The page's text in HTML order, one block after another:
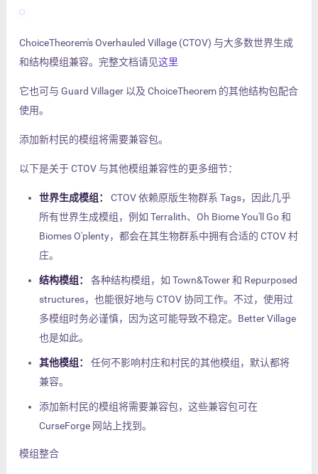
ChoiceTheorem's Overhauled Village (CTOV) 与大多数世界生成
和结构模组兼容。完整文档请见这里
它也可与 Guard Villager 以及 ChoiceTheorem 的其他结构包配合
使用。
添加新村民的模组将需要兼容包。
以下是关于 CTOV 与其他模组兼容性的更多细节：
世界生成模组：
CTOV 依赖原版生物群系 Tags，因此几乎
所有世界生成模组，例如 Terralith、Oh Biome You'll Go 和
Biomes O'plenty，都会在其生物群系中拥有合适的 CTOV 村
庄。
结构模组：
各种结构模组，如 Town&Tower 和 Repurposed
structures，也能很好地与 CTOV 协同工作。不过，使用过
多模组时务必谨慎，因为这可能导致不稳定。Better Village
也是如此。
其他模组：
任何不影响村庄和村民的其他模组，默认都将
兼容。
添加新村民的模组将需要兼容包，这些兼容包可在
CurseForge 网站上找到。
模组整合